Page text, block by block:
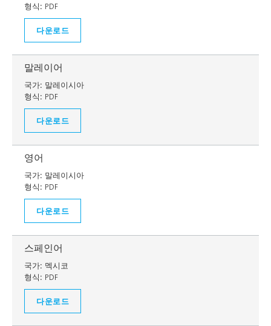
형식: PDF
다운로드
말레이어
국가: 말레이시아
형식: PDF
다운로드
영어
국가: 말레이시아
형식: PDF
다운로드
스페인어
국가: 멕시코
형식: PDF
다운로드